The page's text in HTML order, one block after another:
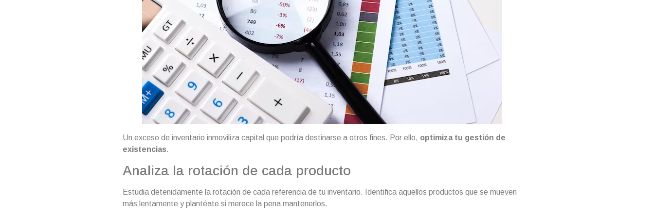
Un exceso de inventario inmoviliza capital que podría destinarse a otros fines. Por ello, optimiza tu gestión de
existencias.
Analiza la rotación de cada producto
Estudia detenidamente la rotación de cada referencia de tu inventario. Identifica aquellos productos que se mueven
más lentamente y plantéate si merece la pena mantenerlos.